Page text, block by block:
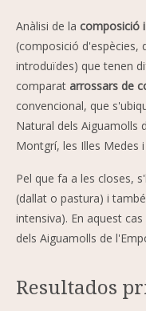
Anàlisi de la composició
(composició d'espècies,
introduïdes) que tenen
comparat arrossars de
convencional, que
Natural dels Aiguamolls
Montgrí, les Illes Medes
Pel que fa a les closes,
(dallat o pastura) i
intensiva). En aquest
dels Aiguamolls de
Resultados